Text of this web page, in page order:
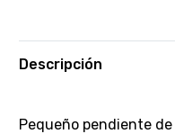
Descripción
Pequeño pendiente